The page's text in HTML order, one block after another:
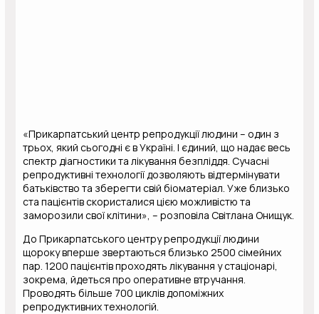
«Прикарпатський центр репродукції людини – один з
трьох, який сьогодні є в Україні. І єдиний, що надає весь
спектр діагностики та лікування безпліддя. Сучасні
репродуктивні технології дозволяють відтермінувати
батьківство та зберегти свій біоматеріал. Уже близько
ста пацієнтів скористалися цією можливістю та
заморозили свої клітини», – розповіла Світлана Онищук.
До Прикарпатського центру репродукції людини
щороку вперше звертаються близько 2500 сімейних
пар. 1200 пацієнтів проходять лікування у стаціонарі,
зокрема, йдеться про оперативне втручання.
Проводять більше 700 циклів допоміжних
репродуктивних технологій.